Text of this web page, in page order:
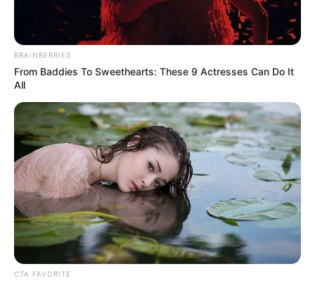
BRAINBERRIES
From Baddies To Sweethearts: These 9 Actresses Can Do It
All
CTA FAVORITE